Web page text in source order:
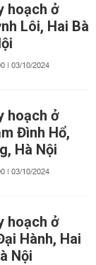
hoạch ở
Lôi, Hai Bà
| 03/10/2024
hoạch ở
Đình Hổ,
Hà Nội
| 03/10/2024
hoạch ở
Hành, Hai
Nội